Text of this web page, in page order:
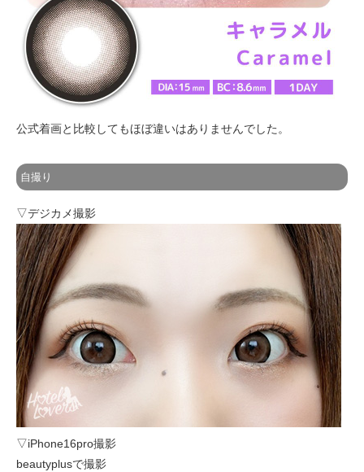
公式着画と比較してもほぼ違いはありませんでした。
自撮り
▽デジカメ撮影
▽iPhone16pro撮影
beautyplusで撮影